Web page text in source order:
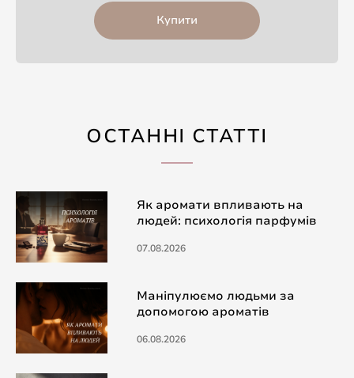
Купити
ОСТАННІ СТАТТІ
Як аромати впливають на
людей: психологія парфумів
07.08.2026
Маніпулюємо людьми за
допомогою ароматів
06.08.2026